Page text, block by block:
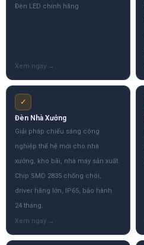
Đèn LED chính hãng
✓
Đèn Nhà Xưởng
Giải pháp chiếu sáng công
nghiệp thế hệ mới cho nhà
xưởng, kho bãi, nhà máy sản xuất.
Chip SMD 2835 chống chói,
driver hãng lớn, IP65, bảo hành
24 tháng.